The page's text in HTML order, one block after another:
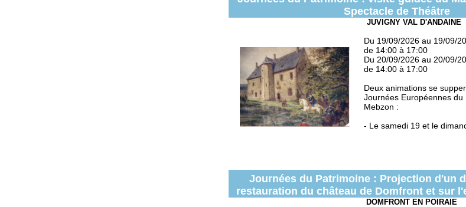
Spectacle de Théâtre
JUVIGNY VAL D'ANDAINE
Du 19/09/2026 au 19/09/
de 14:00 à 17:00
Du 20/09/2026 au 20/09/
de 14:00 à 17:00
Deux animations se
Journées Européennes
Mebzon :
- Le samedi 19 et le
Journées du Patrimoine : Projection d'un
restauration du château de Domfront et sur
DOMFRONT EN POIRAIE